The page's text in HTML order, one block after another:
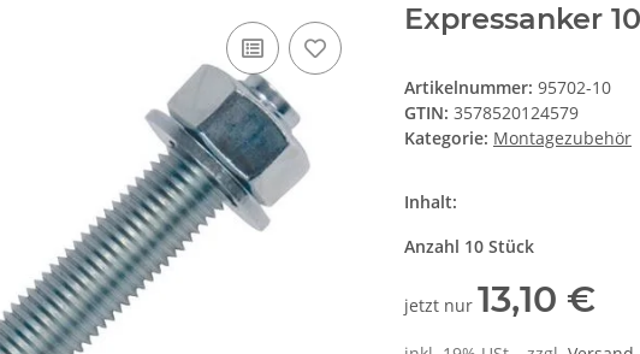
Expressanker
Artikelnummer: 95702-10
GTIN: 3578520124579
Kategorie: Montagezubehör
Inhalt:
Anzahl 10 Stück
jetzt nur 13,10 €